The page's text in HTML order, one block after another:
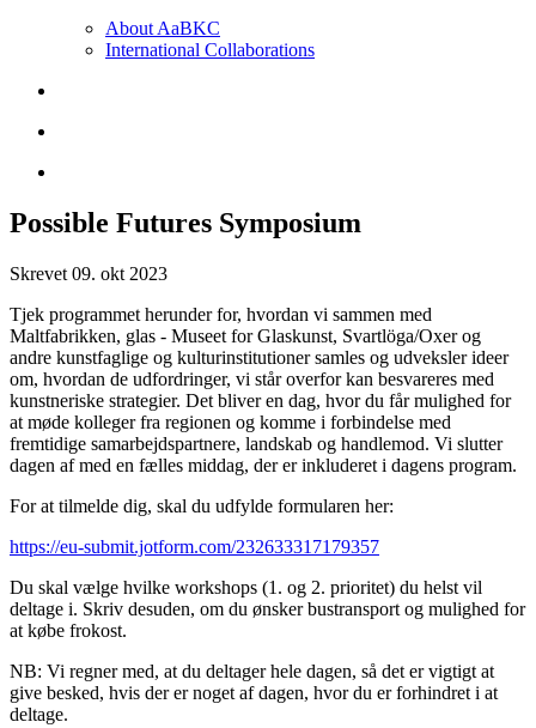
About AaBKC
International Collaborations
Possible Futures Symposium
Skrevet 09. okt 2023
Tjek programmet herunder for, hvordan vi sammen med
Maltfabrikken, glas - Museet for Glaskunst, Svartlöga/Oxer og
andre kunstfaglige og kulturinstitutioner samles og udveksler ideer
om, hvordan de udfordringer, vi står overfor kan besvareres med
kunstneriske strategier. Det bliver en dag, hvor du får mulighed for
at møde kolleger fra regionen og komme i forbindelse med
fremtidige samarbejdspartnere, landskab og handlemod. Vi slutter
dagen af med en fælles middag, der er inkluderet i dagens program.
For at tilmelde dig, skal du udfylde formularen her:
https://eu-submit.jotform.com/232633317179357
Du skal vælge hvilke workshops (1. og 2. prioritet) du helst vil
deltage i. Skriv desuden, om du ønsker bustransport og mulighed for
at købe frokost.
NB: Vi regner med, at du deltager hele dagen, så det er vigtigt at
give besked, hvis der er noget af dagen, hvor du er forhindret i at
deltage.